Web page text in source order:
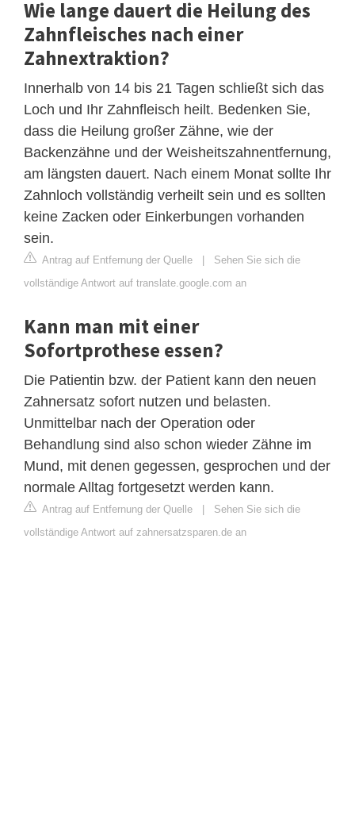
Wie lange dauert die Heilung des
Zahnfleisches nach einer
Zahnextraktion?
Innerhalb von 14 bis 21 Tagen schließt sich das
Loch und Ihr Zahnfleisch heilt. Bedenken Sie,
dass die Heilung großer Zähne, wie der
Backenzähne und der Weisheitszahnentfernung,
am längsten dauert. Nach einem Monat sollte Ihr
Zahnloch vollständig verheilt sein und es sollten
keine Zacken oder Einkerbungen vorhanden
sein.
Antrag auf Entfernung der Quelle | Sehen Sie sich die
vollständige Antwort auf translate.google.com an
Kann man mit einer
Sofortprothese essen?
Die Patientin bzw. der Patient kann den neuen
Zahnersatz sofort nutzen und belasten.
Unmittelbar nach der Operation oder
Behandlung sind also schon wieder Zähne im
Mund, mit denen gegessen, gesprochen und der
normale Alltag fortgesetzt werden kann.
Antrag auf Entfernung der Quelle | Sehen Sie sich die
vollständige Antwort auf zahnersatzsparen.de an